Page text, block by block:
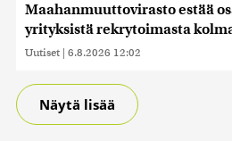
Maahanmuuttovirasto estää
yrityksistä rekrytoimasta
Uutiset | 6.8.2026 12:02
Näytä lisää